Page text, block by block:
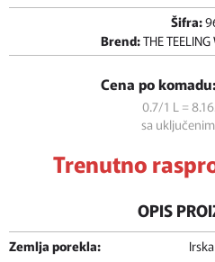
Šifra:
Brend:THE
Cena po komadu:
0.7/1 L =
sa
Trenutno
OPIS
Zemlja porekla:
Irska